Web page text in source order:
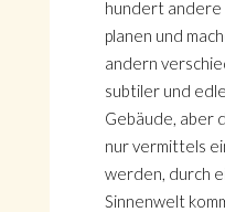
hundert andere
planen und
andern
subtiler und
Gebäude, aber
nur vermittels
werden, durch
Sinnenwelt